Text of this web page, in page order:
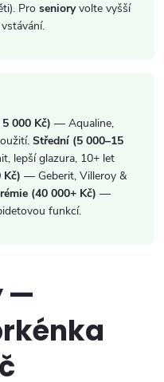
Pro senioryvolte vyšší
000 Kč) — Aqualine,
Střední (5 000–15
lepší glazura, 10+ let
Kč) — Geberit, Villeroy &
(40 000+ Kč) —
funkcí.
—